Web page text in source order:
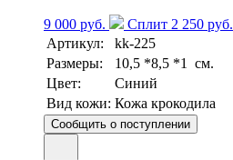
9 000 руб.
Сплит 2 250 руб.
Артикул:
kk-225
Размеры:
10,5 *8,5 *1 см.
Цвет:
Синий
Вид кожи: Кожа крокодила
Сообщить о поступлении